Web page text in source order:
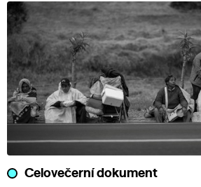
Celovečerní dokument